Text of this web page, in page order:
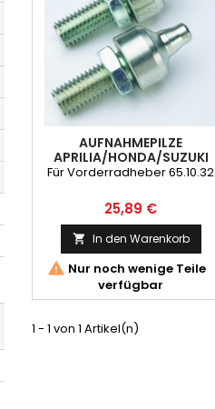
AUFNAHMEPILZE
APRILIA/HONDA/SUZUKI
Für Vorderradheber 65.10.32
Preis
25,89 €
 In den Warenkorb
 Nur noch wenige Teile
verfügbar
1 - 1 von 1 Artikel(n)